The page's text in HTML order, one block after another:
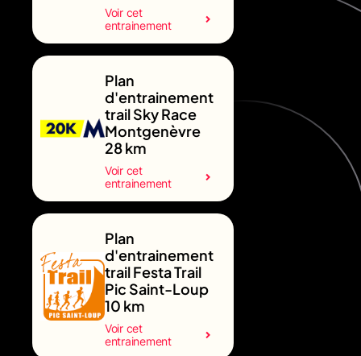
Voir cet
entrainement
Plan
d'entrainement
trail Sky Race
Montgenèvre
28 km
Voir cet
entrainement
Plan
d'entrainement
trail Festa Trail
Pic Saint-Loup
10 km
Voir cet
entrainement